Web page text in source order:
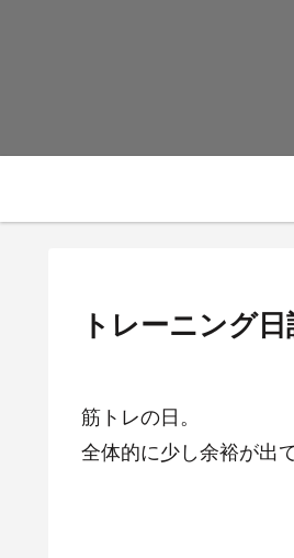
トレーニング
筋トレの日。
全体的に少し余裕が出